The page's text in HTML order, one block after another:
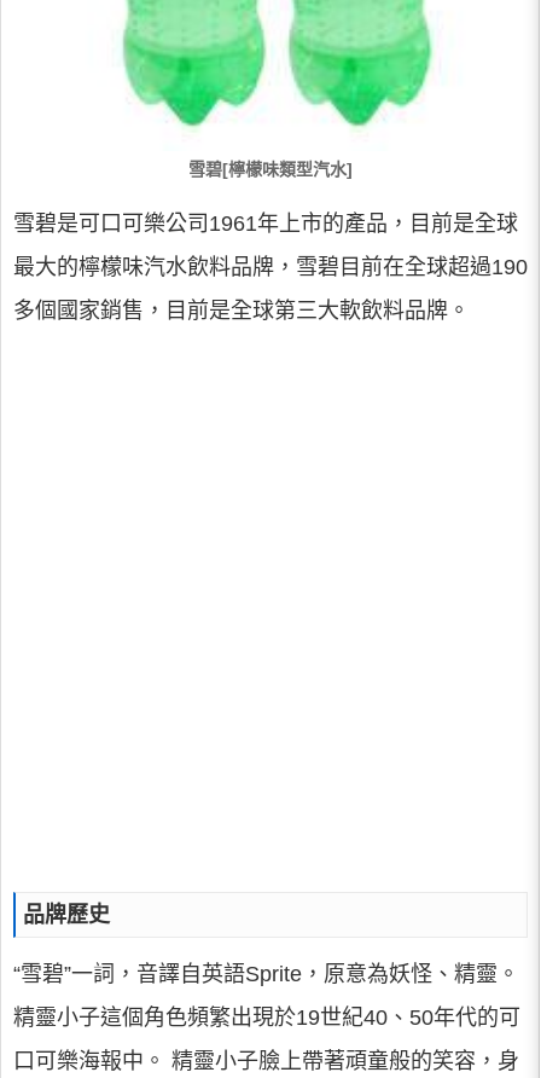
雪碧[檸檬味類型汽水]
雪碧是可口可樂公司1961年上市的產品，目前是全球
最大的檸檬味汽水飲料品牌，雪碧目前在全球超過190
多個國家銷售，目前是全球第三大軟飲料品牌。
品牌歷史
“雪碧”一詞，音譯自英語Sprite，原意為妖怪、精靈。
精靈小子這個角色頻繁出現於19世紀40、50年代的可
口可樂海報中。 精靈小子臉上帶著頑童般的笑容，身